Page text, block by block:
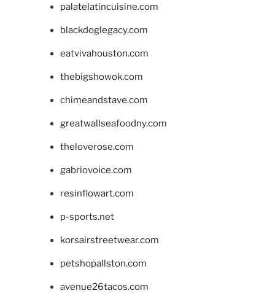
palatelatincuisine.com
blackdoglegacy.com
eatvivahouston.com
thebigshowok.com
chimeandstave.com
greatwallseafoodny.com
theloverose.com
gabriovoice.com
resinflowart.com
p-sports.net
korsairstreetwear.com
petshopallston.com
avenue26tacos.com